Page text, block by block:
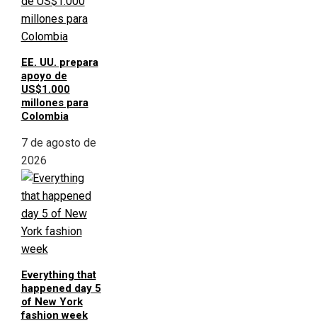
EE. UU. prepara
apoyo de
US$1.000
millones para
Colombia
7 de agosto de
2026
Everything that
happened day 5
of New York
fashion week